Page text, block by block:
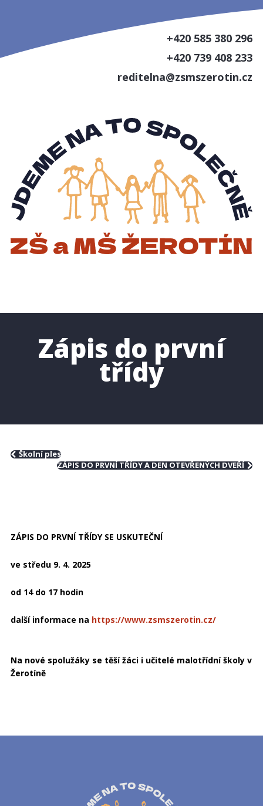
+420 585 380 296
+420 739 408 233
reditelna@zsmszerotin.cz
Zápis do první
třídy
Školní ples
ZÁPIS DO PRVNÍ TŘÍDY A DEN OTEVŘENÝCH DVEŘÍ
ZÁPIS DO PRVNÍ TŘÍDY SE USKUTEČNÍ ­­­­
ve středu 9. 4. 2025
od 14 do 17 hodin
další informace na https://www.zsmszerotin.cz/
Na nové spolužáky se těší žáci i učitelé malotřídní školy v
Žerotíně